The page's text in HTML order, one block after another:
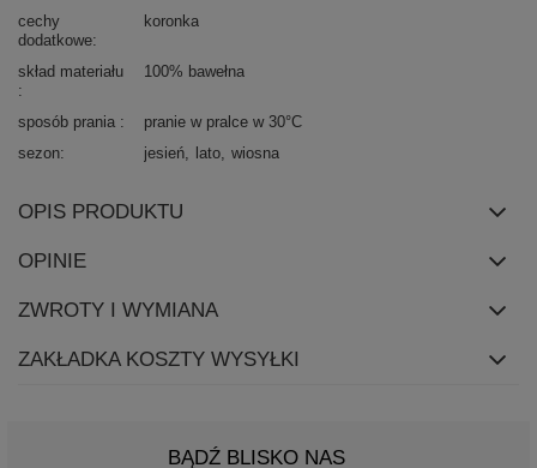
cechy
dodatkowe
koronka
skład materiału 100% bawełna
sposób prania
pranie w pralce w 30°C
sezon
jesień lato wiosna
OPIS PRODUKTU
OPINIE
ZWROTY I WYMIANA
ZAKŁADKA KOSZTY WYSYŁKI
BĄDŹ BLISKO NAS